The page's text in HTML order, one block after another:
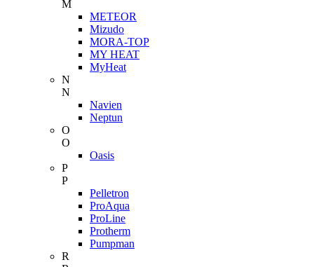
M
METEOR
Mizudo
MORA-TOP
MY HEAT
MyHeat
N
N
Navien
Neptun
O
O
Oasis
P
P
Pelletron
ProAqua
ProLine
Protherm
Pumpman
R